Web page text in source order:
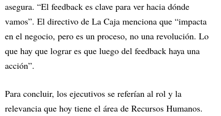
asegura. “El feedback es clave para ver hacia dónde
vamos”. El directivo de La Caja menciona que “impacta
en el negocio, pero es un proceso, no una revolución. Lo
que hay que lograr es que luego del feedback haya una
acción”.
Para concluir, los ejecutivos se referían al rol y la
relevancia que hoy tiene el área de Recursos Humanos.